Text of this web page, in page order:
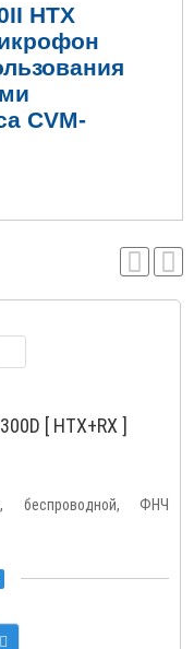
II HTX
CVM-
[ HTX+RX ]
беспроводной, ФНЧ